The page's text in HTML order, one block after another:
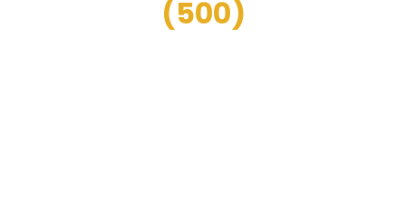
(500)